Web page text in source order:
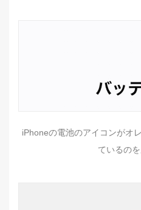
iPhoneの電池のアイコンがオ
ているの